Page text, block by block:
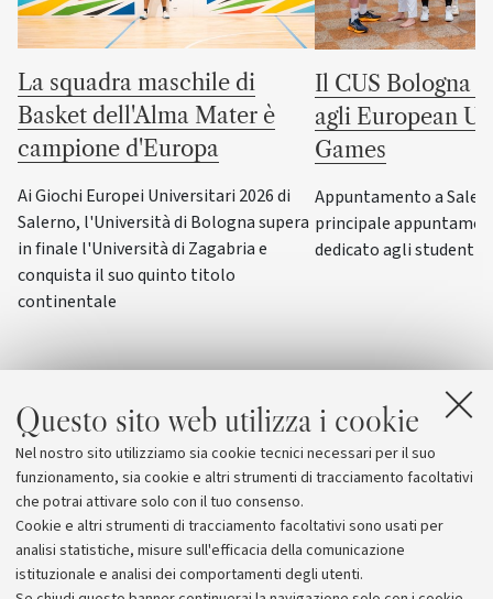
Questo sito web utilizza i cookie
Nel nostro sito utilizziamo sia cookie tecnici necessari per il suo
funzionamento, sia cookie e altri strumenti di tracciamento facoltativi
che potrai attivare solo con il tuo consenso.
Cookie e altri strumenti di tracciamento facoltativi sono usati per
analisi statistiche, misure sull'efficacia della comunicazione
istituzionale e analisi dei comportamenti degli utenti.
La squadra maschile di
Basket dell'Alma Mater è
campione d'Europa
Ai Giochi Europei Universitari 2026 di
Salerno, l'Università di Bologna supera
in finale l'Università di Zagabria e
conquista il suo quinto titolo
continentale
Il CUS Bologna
agli European
Games
Appuntamento a
principale
dedicato agli